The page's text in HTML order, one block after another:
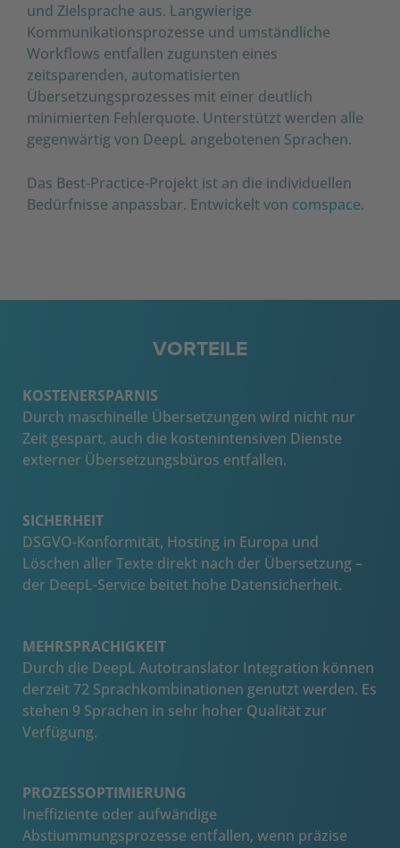
und Zielsprache aus. Langwierige
Kommunikationsprozesse und umständliche
Workflows entfallen zugunsten eines
zeitsparenden, automatisierten
Übersetzungsprozesses mit einer deutlich
minimierten Fehlerquote. Unterstützt werden alle
gegenwärtig von DeepL angebotenen Sprachen.
Das Best-Practice-Projekt ist an die individuellen
Bedürfnisse anpassbar. Entwickelt von comspace.
VORTEILE
KOSTENERSPARNIS
Durch maschinelle Übersetzungen wird nicht nur
Zeit gespart, auch die kostenintensiven Dienste
externer Übersetzungsbüros entfallen.
SICHERHEIT
DSGVO-Konformität, Hosting in Europa und
Löschen aller Texte direkt nach der Übersetzung –
der DeepL-Service beitet hohe Datensicherheit.
MEHRSPRACHIGKEIT
Durch die DeepL Autotranslator Integration können
derzeit 72 Sprachkombinationen genutzt werden. Es
stehen 9 Sprachen in sehr hoher Qualität zur
Verfügung.
PROZESSOPTIMIERUNG
Ineffiziente oder aufwändige
Abstiummungsprozesse entfallen, wenn präzise